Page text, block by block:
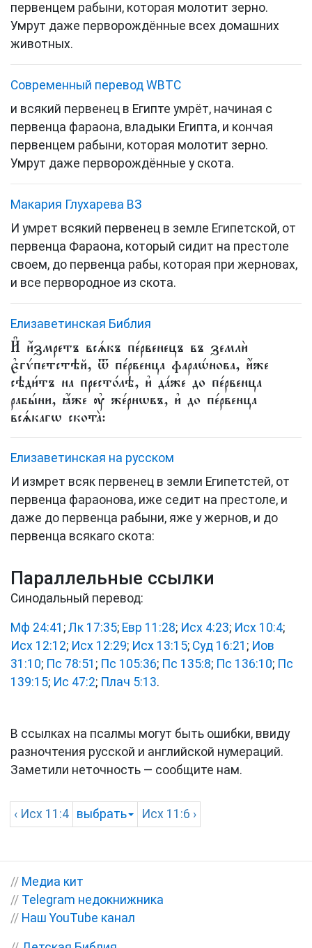
первенцем рабыни, которая молотит зерно.
Умрут даже перворождённые всех домашних
животных.
Cовременный перевод WBTC
и всякий первенец в Египте умрёт, начиная с
первенца фараона, владыки Египта, и кончая
первенцем рабыни, которая молотит зерно.
Умрут даже перворождённые у скота.
Макария Глухарева ВЗ
И умрет всякий первенец в земле Египетской, от
первенца Фараона, который сидит на престоле
своем, до первенца рабы, которая при жерновах,
и все первородное из скота.
Елизаветинская Библия
И҆ и҆́змретъ всѧ́къ пе́рвенецъ въ землѝ
є҆гѵ́петстѣй, ѿ пе́рвенца фараѡ́нова, и҆́же
сѣди́тъ на престо́лѣ, и҆ да́же до пе́рвенца
рабы́ни, ꙗ҆́же ᲂу҆ же́рнѡвъ, и҆ до пе́рвенца
всѧ́кагѡ скота̀:
Елизаветинская на русском
И измрет всяк первенец в земли Египетстей, от
первенца фараонова, иже седит на престоле, и
даже до первенца рабыни, яже у жернов, и до
первенца всякаго скота:
Параллельные ссылки
Синодальный перевод:
Мф 24:41 ; Лк 17:35; Евр 11:28; Исх 4:23; Исх 10:4;
Исх 12:12; Исх 12:29; Исх 13:15; Суд 16:21 ; Иов
31:10; Пс 78:51 ; Пс 105:36; Пс 135:8; Пс 136:10; Пс
139:15; Ис 47:2; Плач 5:13.
В ссылках на псалмы могут быть ошибки, ввиду
разночтения русской и английской нумераций.
Заметили неточность — сообщите нам.
‹ Исх 11:4 выбрать Исх 11:6 ›
// Медиа кит
// Telegram недокнижника
// Наш YouTube канал